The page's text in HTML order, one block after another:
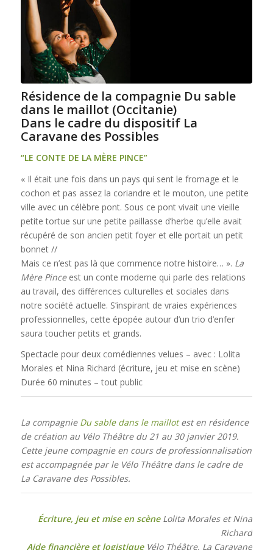
Résidence de la compagnie Du sable
dans le maillot (Occitanie)
Dans le cadre du dispositif La
Caravane des Possibles
“LE CONTE DE LA MÈRE PINCE”
« Il était une fois dans un pays qui sent le fromage et le
cochon et pas assez la coriandre et le mouton, une petite
ville avec un célèbre pont. Sous ce pont vivait une vieille
petite tortue sur une petite paillasse d’herbe qu’elle avait
récupéré de son ancien petit foyer et elle portait un petit
bonnet //
Mais ce n’est pas là que commence notre histoire… ». La
Mère Pinceest un conte moderne qui parle des relations
au travail, des différences culturelles et sociales dans
notre société actuelle. S’inspirant de vraies expériences
professionnelles, cette épopée autour d’un trio d’enfer
saura toucher petits et grands.
Spectacle pour deux comédiennes velues – avec : Lolita
Morales et Nina Richard (écriture, jeu et mise en scène)
Durée 60 minutes – tout public
La compagnie Du sable dans le maillotest en résidence
de création au Vélo Théâtre du 21 au 30 janvier 2019.
Cette jeune compagnie en cours de professionnalisation
est accompagnée par le Vélo Théâtre dans le cadre de
La Caravane des Possibles.
Écriture, jeu et mise en scèneLolita Morales et Nina
Richard
Aide financière et logistiqueVélo Théâtre, La Caravane